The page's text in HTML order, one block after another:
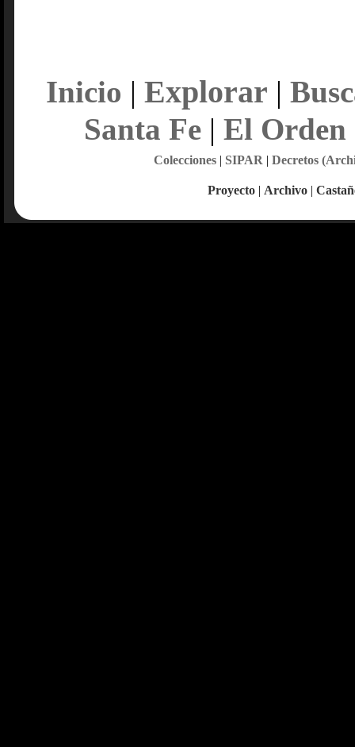
Inicio | Explorar |
Santa Fe| El Orden
Colecciones| SIPAR | Decretos
Proyecto | Archivo |